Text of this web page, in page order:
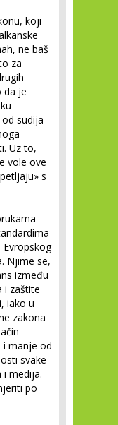
koji
ne baš
za
da je
sudija
Uz to,
vole ove
s
Njime se,
između
i zaštite
iako u
zakona
i manje od
svake
i medija.
po